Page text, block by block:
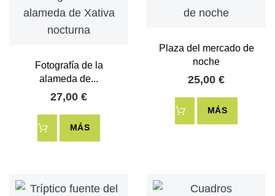
Fotografía de la
alameda de...
27,00 €
MÁS
Plaza del mercado de
noche
25,00 €
MÁS